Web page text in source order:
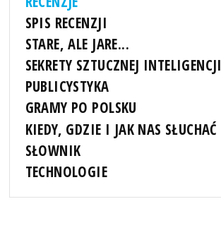
SPIS RECENZJI
STARE, ALE JARE...
SEKRETY SZTUCZNEJ INTELIGENCJI
PUBLICYSTYKA
GRAMY PO POLSKU
KIEDY, GDZIE I JAK NAS SŁUCHAĆ
SŁOWNIK
TECHNOLOGIE